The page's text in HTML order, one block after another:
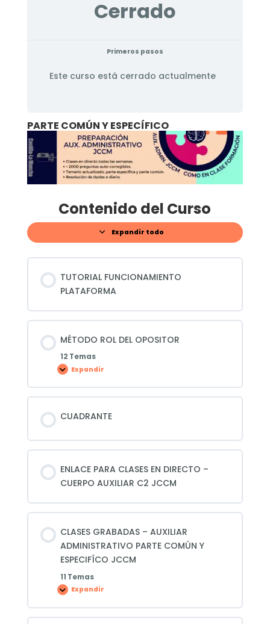
Cerrado
Primeros pasos
Este curso está cerrado actualmente
PARTE COMÚN Y ESPECÍFICO
Contenido del Curso
Expandir todo
Lecciones
TUTORIAL FUNCIONAMIENTO
PLATAFORMA
MÉTODO ROL DEL OPOSITOR
12 Temas
Expandir
MÉTODO
DEL
OPOSITOR
CUADRANTE
ENLACE PARA CLASES EN DIRECTO –
CUERPO AUXILIAR C2 JCCM
CLASES GRABADAS – AUXILIAR
ADMINISTRATIVO PARTE COMÚN Y
ESPECIFÍCO JCCM
11 Temas
Expandir
CLASES
–
AUXILIAR